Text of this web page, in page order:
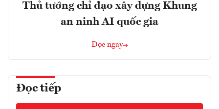
Thủ tướng chỉ đạo xây dựng Khung
an ninh AI quốc gia
Đọc ngay
Đọc tiếp